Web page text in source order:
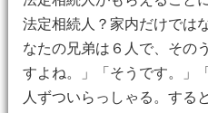
法定相続人？家内だけでは
なたの兄弟は６人で、その
すよね。」「そうです。」
人ずついらっしゃる。する